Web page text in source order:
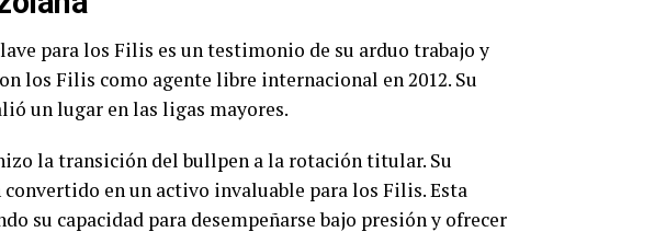
para los Filis es un testimonio de su arduo trabajo y
los Filis como agente libre internacional en 2012. Su
un lugar en las ligas mayores.
la transición del bullpen a la rotación titular. Su
en un activo invaluable para los Filis. Esta
su capacidad para desempeñarse bajo presión y ofrecer